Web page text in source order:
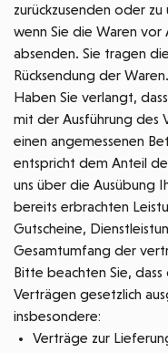
zurückzusenden oder
wenn Sie die Waren vor
absenden. Sie tragen
Rücksendung der Waren.
Haben Sie verlangt,
mit der Ausführung des
einen angemessenen
entspricht dem Anteil
uns über die Ausübung
bereits erbrachten
Gutscheine,
Gesamtumfang der
Bitte beachten Sie,
Verträgen gesetzlich
insbesondere:
Verträge zur